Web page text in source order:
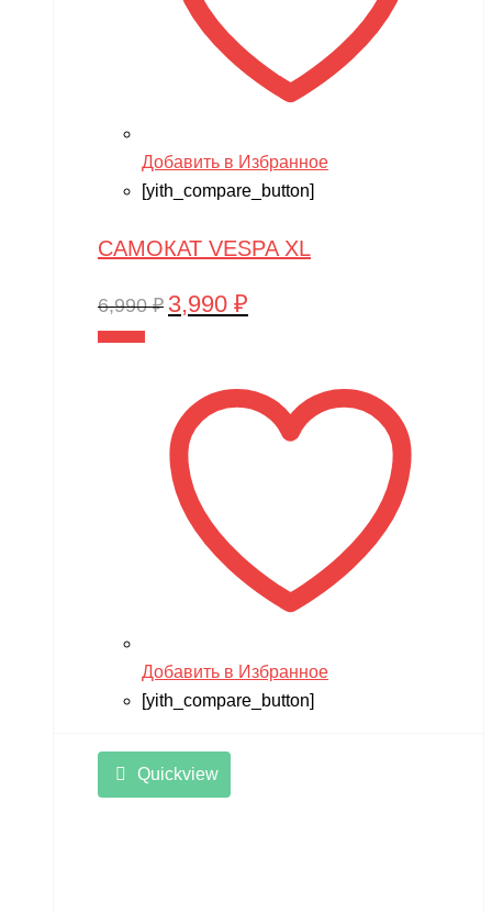
Добавить в Избранное
[yith_compare_button]
САМОКАТ VESPA XL
6,990₽ Первоначальная
6,990 ₽.
3,990 ₽
Добавить в Избранное
[yith_compare_button]
Quickview